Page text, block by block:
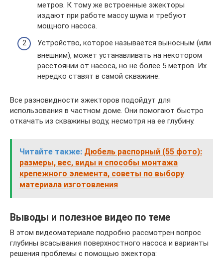
метров. К тому же встроенные эжекторы
издают при работе массу шума и требуют
мощного насоса.
Устройство, которое называется выносным (или
внешним), может устанавливать на некотором
расстоянии от насоса, но не более 5 метров. Их
нередко ставят в самой скважине.
Все разновидности эжекторов подойдут для
использования в частном доме. Они помогают быстро
откачать из скважины воду, несмотря на ее глубину.
Читайте также: Дюбель распорный (55 фото):
размеры, вес, виды и способы монтажа
крепежного элемента, советы по выбору
материала изготовления
Выводы и полезное видео по теме
В этом видеоматериале подробно рассмотрен вопрос
глубины всасывания поверхностного насоса и варианты
решения проблемы с помощью эжектора: